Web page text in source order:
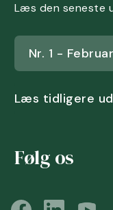
Læs den seneste
Nr. 1 -
Læs tidligere
Følg os